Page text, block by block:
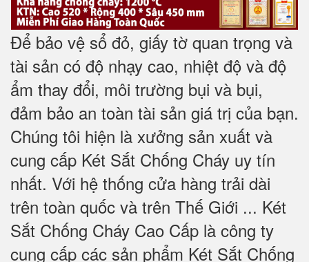
Để bảo vệ sổ đỏ, giấy tờ quan trọng và
tài sản có độ nhạy cao, nhiệt độ và độ
ẩm thay đổi, môi trường bụi và bụi,
đảm bảo an toàn tài sản giá trị của bạn.
Chúng tôi hiện là xưởng sản xuất và
cung cấp Két Sắt Chống Cháy uy tín
nhất. Với hệ thống cửa hàng trải dài
trên toàn quốc và trên Thế Giới ... Két
Sắt Chống Cháy Cao Cấp là công ty
cung cấp các sản phẩm Két Sắt Chống